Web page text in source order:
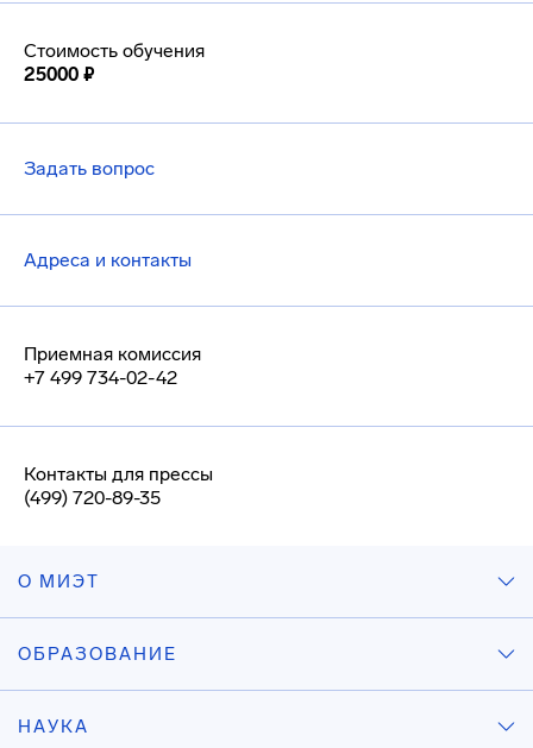
Стоимость обучения
25000 ₽
Задать вопрос
Адреса и контакты
Приемная комиссия
+7 499 734-02-42
Контакты для прессы
(499) 720-89-35
О МИЭТ
ОБРАЗОВАНИЕ
НАУКА